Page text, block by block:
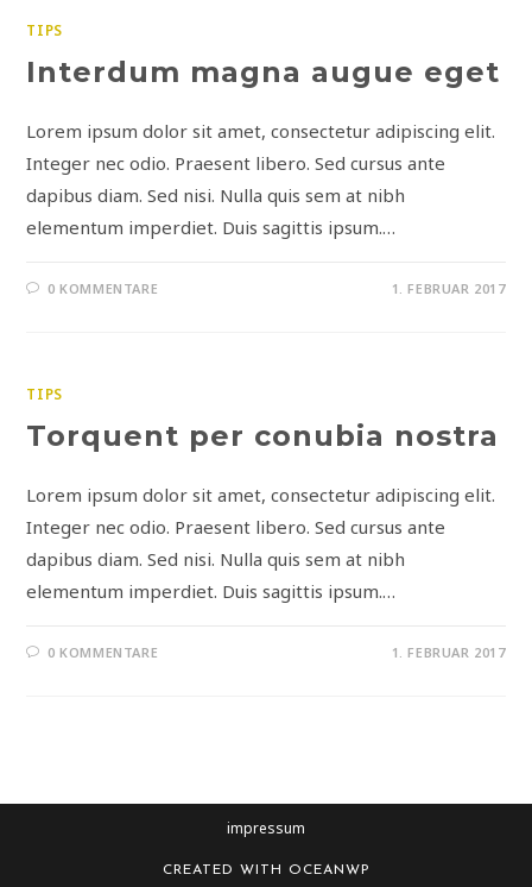
TIPS
Interdum magna augue eget
Lorem ipsum dolor sit amet, consectetur adipiscing elit.
Integer nec odio. Praesent libero. Sed cursus ante
dapibus diam. Sed nisi. Nulla quis sem at nibh
elementum imperdiet. Duis sagittis ipsum.…
0 KOMMENTARE 1. FEBRUAR 2017
TIPS
Torquent per conubia nostra
Lorem ipsum dolor sit amet, consectetur adipiscing elit.
Integer nec odio. Praesent libero. Sed cursus ante
dapibus diam. Sed nisi. Nulla quis sem at nibh
elementum imperdiet. Duis sagittis ipsum.…
0 KOMMENTARE 1. FEBRUAR 2017
impressum
CREATED WITH OCEANWP